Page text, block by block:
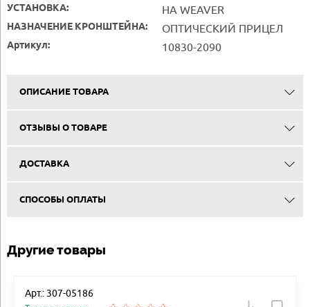
УСТАНОВКА: НА WEAVER
НАЗНАЧЕНИЕ КРОНШТЕЙНА: ОПТИЧЕСКИЙ ПРИЦЕЛ
Артикул: 10830-2090
ОПИСАНИЕ ТОВАРА
ОТЗЫВЫ О ТОВАРЕ
ДОСТАВКА
СПОСОБЫ ОПЛАТЫ
Другие товары
Арт.: 307-05186